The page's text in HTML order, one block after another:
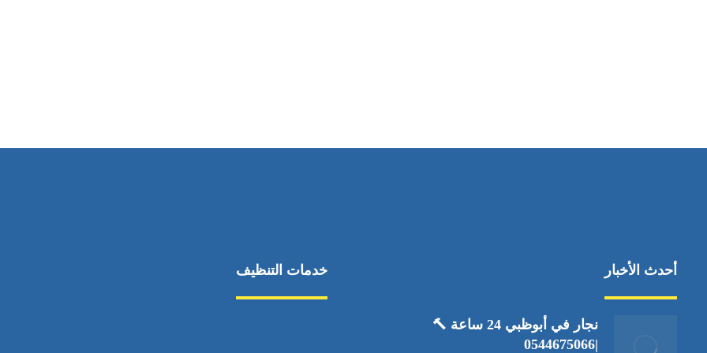
أحدث الأخبار
نجار في أبوظبي 24 ساعة 🔨
|0544675066
خدمات التنظيف